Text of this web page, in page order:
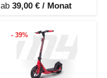
ab 39,00 € / Monat
- 39%